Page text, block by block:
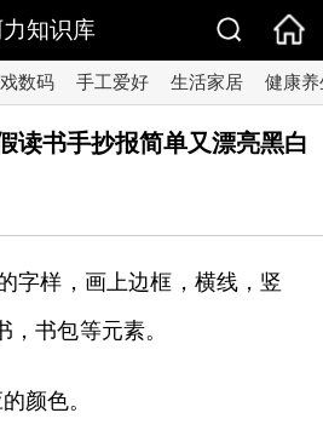
力知识库
数码 手工爱好 生活家居 健康养
读书手抄报简单又漂亮黑白
字样，画上边框，横线，竖
书包等元素。
颜色。